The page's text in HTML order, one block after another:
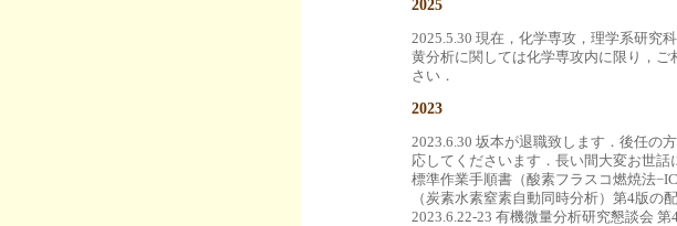
2025
2025.5.30 現在，化学専攻，理学系研究
黄分析に関しては化学専攻内に限り，ご
さい．
2023
2023.6.30 坂本が退職致します．後任の
応してくださいます．長い間大変お世話
標準作業手順書（酸素フラスコ燃焼法
（炭素水素窒素自動同時分析）第4版の
2023.6.22-23 有機微量分析研究懇談会